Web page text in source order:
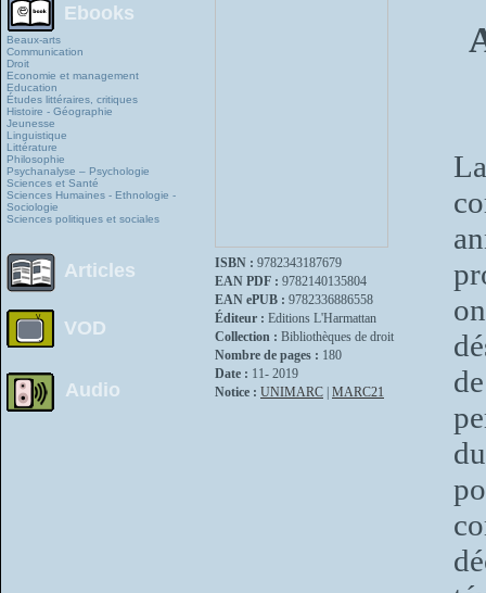
Ebooks
Beaux-arts
Communication
Droit
Economie et management
Education
Études littéraires, critiques
Histoire - Géographie
Jeunesse
Linguistique
Littérature
Philosophie
Psychanalyse – Psychologie
Sciences et Santé
Sciences Humaines - Ethnologie -
Sociologie
Sciences politiques et sociales
Articles
VOD
Audio
ISBN : 9782343187679
EAN PDF : 9782140135804
EAN ePUB : 9782336886558
Éditeur : Editions L'Harmattan
Collection : Bibliothèques de droit
Nombre de pages : 180
Date : 11- 2019
Notice : UNIMARC MARC21